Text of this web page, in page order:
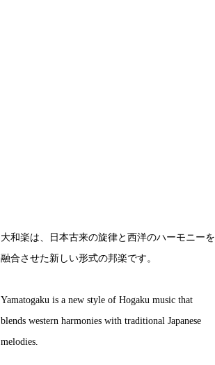
大和楽は、日本古来の旋律と西洋のハーモニーを
融合させた新しい形式の邦楽です。
Yamatogaku is a new style of Hogaku music that
blends western harmonies with traditional Japanese
melodies.